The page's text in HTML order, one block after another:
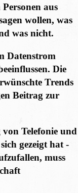
aus
wollen, was
was nicht.
Datenstrom
Die
Trends
Beitrag zur
Telefonie und
gezeigt hat -
muss